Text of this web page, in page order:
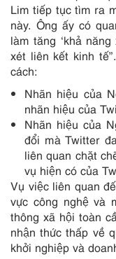
Lim tiếp tục tìm ra
này. Ông ấy có
làm tăng ‘khả
xét liên kết kinh
cách:
Nhãn hiệu của
nhãn hiệu của
Nhãn hiệu của
đổi mà Twitter
liên quan chặt
vụ hiện có của
Vụ việc liên quan
vực công nghệ và
thông xã hội toàn
nhận thức thấp về
khởi nghiệp và